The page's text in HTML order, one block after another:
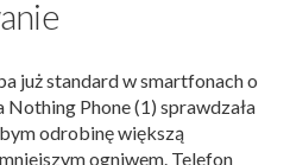
już standard w smartfonach o
Phone (1) sprawdzała
odrobinę większą
ogniwem. Telefon